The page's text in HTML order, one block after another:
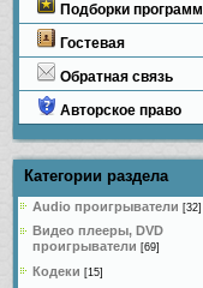
Подборки программ
Гостевая
Обратная связь
Авторское право
Категории раздела
Audio проигрыватели [32]
Видео плееры, DVD
проигрыватели [69]
Кодеки [15]